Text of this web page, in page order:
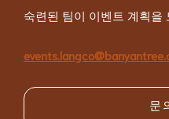
숙련된 팀이 이벤트 계획을
문